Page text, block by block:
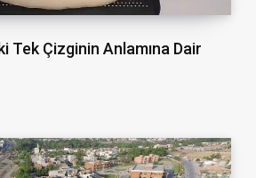
Tek Çizginin Anlamına Dair